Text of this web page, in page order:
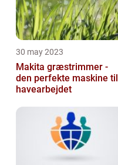
30 may 2023
Makita græstrimmer -
den perfekte maskine til
havearbejdet